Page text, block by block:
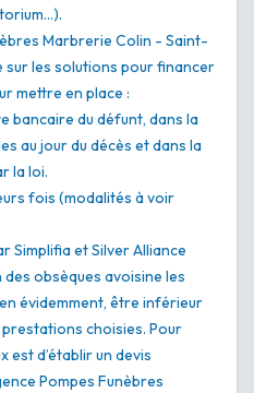
Marbrerie Colin - Saint-
sur les solutions pour financer
mettre en place :
bancaire du défunt, dans la
au jour du décès et dans la
la loi.
fois (modalités à voir
Simplifia et Silver Alliance
obsèques avoisine les
évidemment, être inférieur
choisies. Pour
est d’établir un devis
Pompes Funèbres